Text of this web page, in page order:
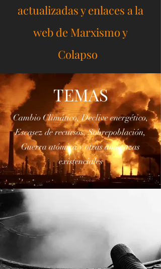
Publicaciones, Noticias
actualizadas y enlaces a la
web de Marxismo y
Colapso
TEMAS
Cambio Climático, Declive energético,
Escasez de recursos, Sobrepoblación,
Guerra atómica y otras amenazas
existenciales